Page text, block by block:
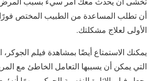
أن تطلب المساعدة من الطبيب المختص
الأولى لعلاج مشكلتك.
يمكنك الاستمتاع أيضًا بمشاهدة فيلم الجوكر،
التي يمكن أن يسببها التعامل الخاطئ مع